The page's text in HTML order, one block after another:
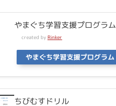
やまぐち学習支援プログラム
created by Rinker
やまぐち学習支援プログラム
ちびむすドリル